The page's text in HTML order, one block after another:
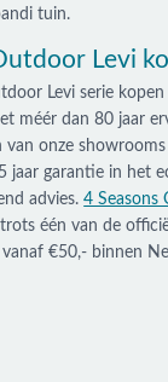
tuin.
Levi
Levi serie
méér dan 80 jaar
van onze
jaar garantie in het
advies.4 Seasons
één van de
€50,- binnen